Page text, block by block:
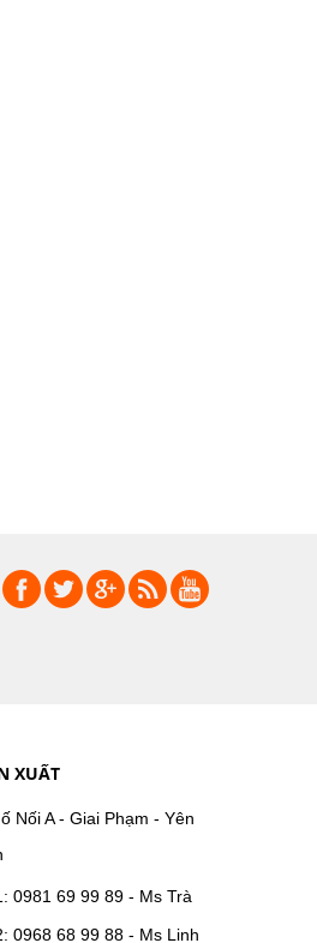
XUẤT
Nối A - Giai Phạm - Yên
0981 69 99 89 - Ms Trà
0968 68 99 88 - Ms Linh